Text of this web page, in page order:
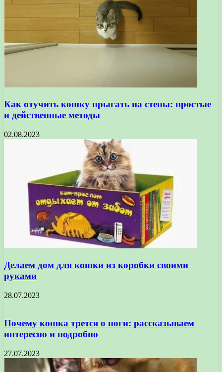
Как отучить кошку прыгать на стены: простые
и действенные методы
02.08.2023
Делаем дом для кошки из коробки своими
руками
28.07.2023
Почему кошка трется о ноги: рассказываем
интересно и подробно
27.07.2023